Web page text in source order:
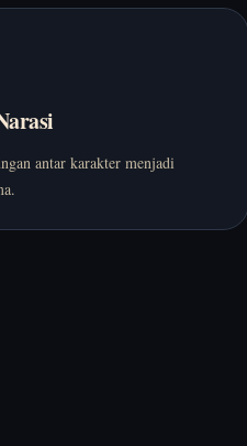
antar karakter menjadi